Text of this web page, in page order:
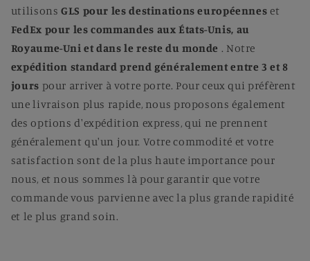
utilisonsGLS pour les destinations européennes et
FedEx pour les commandes aux États-Unis, au
Royaume-Uni et dans le reste du monde . Notre
expédition standard prend généralement entre 3 et 8
jours pour arriver à votre porte. Pour ceux qui préfèrent
une livraison plus rapide, nous proposons également
des options d'expédition express, qui ne prennent
généralement qu'un jour. Votre commodité et votre
satisfaction sont de la plus haute importance pour
nous, et nous sommes là pour garantir que votre
commande vous parvienne avec la plus grande rapidité
et le plus grand soin.